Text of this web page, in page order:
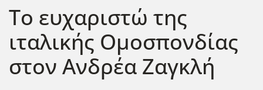
Το ευχαριστώ της
ιταλικής Ομοσπονδίας
στον Ανδρέα Ζαγκλή